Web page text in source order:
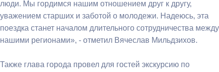
люди. Мы гордимся нашим отношением друг к другу,
уважением старших и заботой о молодежи. Надеюсь, эта
поездка станет началом длительного сотрудничества между
нашими регионами», - отметил Вячеслав Мильдзихов.
Также глава города провел для гостей экскурсию по